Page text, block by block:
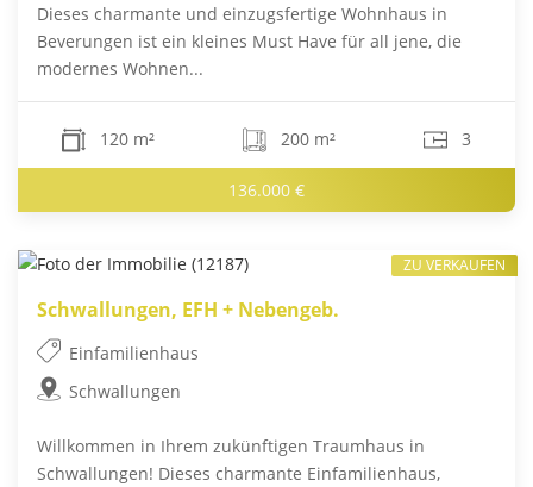
Dieses charmante und einzugsfertige Wohnhaus in
Beverungen ist ein kleines Must Have für all jene, die
modernes Wohnen...
120 m² 200 m² 3
136.000 €
Schwallungen, EFH + Nebengeb.
Einfamilienhaus
Schwallungen
Willkommen in Ihrem zukünftigen Traumhaus in
Schwallungen! Dieses charmante Einfamilienhaus,
ZU VERKAUFEN